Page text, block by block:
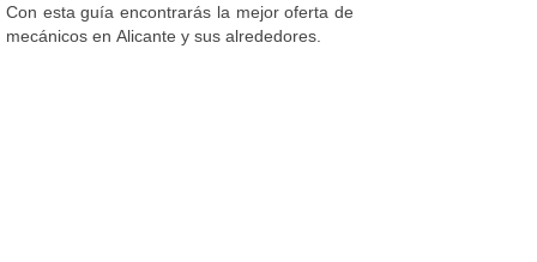
Con esta guía encontrarás la mejor oferta de
mecánicos en Alicante y sus alrededores.